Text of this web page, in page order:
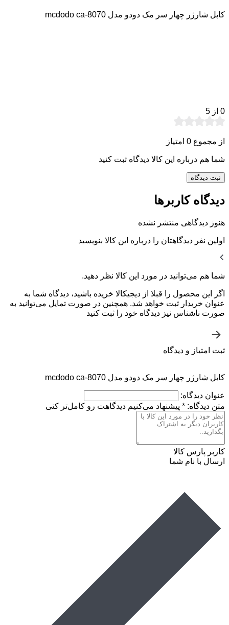
کابل شارژر چهار سر مک دودو مدل mcdodo ca-8070
0 از 5
از مجموع 0 امتیاز
شما هم درباره این کالا دیدگاه ثبت کنید
ثبت دیدگاه
دیدگاه کاربرها
هنوز دیدگاهی منتشر نشده
اولین نفر دیدگاهتان را درباره این کالا بنویسید
شما هم می‌توانید در مورد این کالا نظر دهید.
اگر این محصول را قبلا از دیجیکالا خریده باشید، دیدگاه شما به
عنوان خریدار ثبت خواهد شد. همچنین در صورت تمایل می‌توانید به
صورت ناشناس نیز دیدگاه خود را ثبت کنید
ثبت امتیاز و دیدگاه
کابل شارژر چهار سر مک دودو مدل mcdodo ca-8070
عنوان دیدگاه:
متن دیدگاه: * پیشنهاد می‌کنیم دیدگاهت رو کامل‌تر کنی
کاربر پارس کالا
ارسال با نام شما